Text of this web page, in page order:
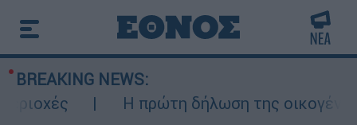
BREAKING NEWS:
Η πρώτη δήλωση της οικογένειας